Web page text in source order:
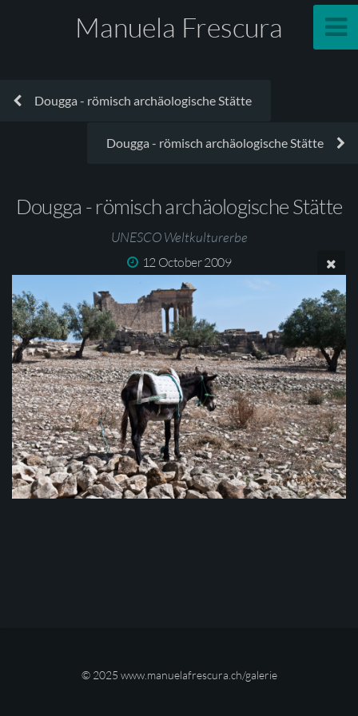
Manuela Frescura
Dougga - römisch archäologische Stätte
Dougga - römisch archäologische Stätte
Dougga - römisch archäologische Stätte
UNESCO Weltkulturerbe
12 October 2009
© 2025 www.manuelafrescura.ch/galerie